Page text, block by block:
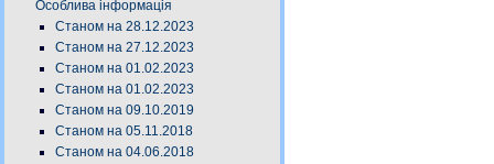
Особлива інформація
Станом на 28.12.2023
Станом на 27.12.2023
Станом на 01.02.2023
Станом на 01.02.2023
Станом на 09.10.2019
Станом на 05.11.2018
Станом на 04.06.2018